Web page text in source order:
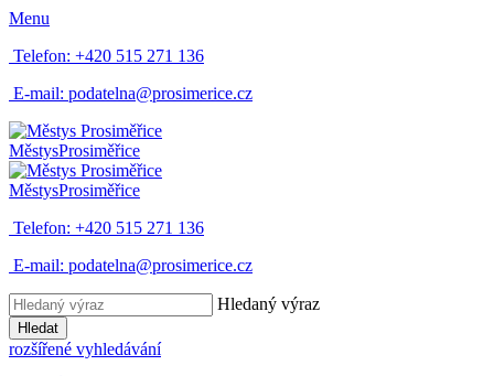
Menu
Telefon: +420 515 271 136
E-mail: podatelna@prosimerice.cz
MěstysProsiměřice
MěstysProsiměřice
Telefon: +420 515 271 136
E-mail: podatelna@prosimerice.cz
Hledaný výraz
Hledat
rozšířené vyhledávání